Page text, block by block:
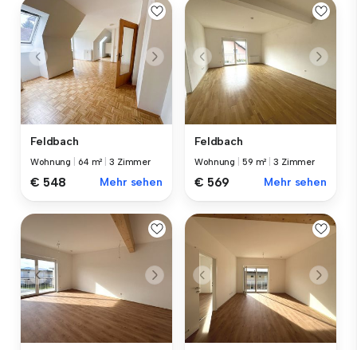
Feldbach
Wohnung 64 m² |3 Zimmer
€ 548 Mehr sehen
Feldbach
Wohnung 59 m² |3 Zimmer
€ 569 Mehr sehen